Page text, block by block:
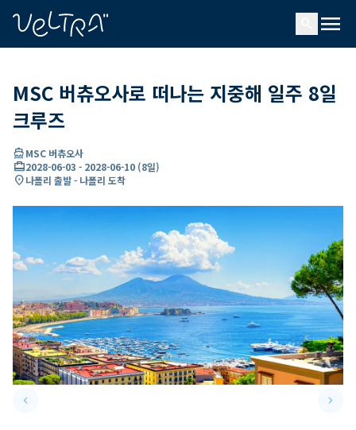
menu
MSC 버츄오사로 떠나는 지중해 일주 8일
크루즈
directions_boatMSC 버츄오사
card_travel2028-06-03 - 2028-06-10 (8일)
location_on나폴리 출발 - 나폴리 도착
keyboard_arrow_leftPrevious slide keyboard_arrow_right